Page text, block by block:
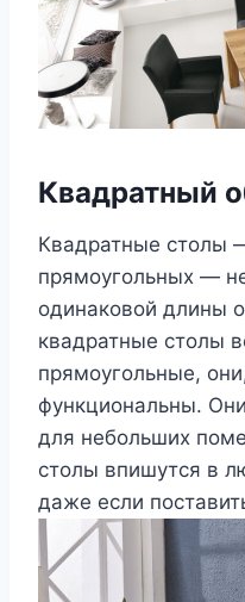
Квадратный
Квадратные столы
прямоугольных —
одинаковой длины
квадратные столы
прямоугольные,
функциональны.
для небольших
столы впишутся в
даже если